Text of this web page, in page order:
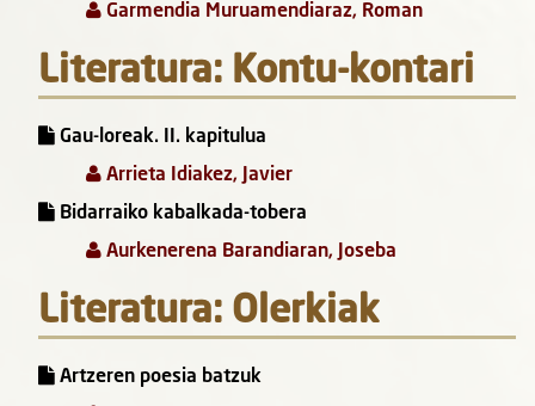
Garmendia Muruamendiaraz, Roman
Literatura: Kontu-kontari
Gau-loreak. II. kapitulua
Arrieta Idiakez, Javier
Bidarraiko kabalkada-tobera
Aurkenerena Barandiaran, Joseba
Literatura: Olerkiak
Artzeren poesia batzuk